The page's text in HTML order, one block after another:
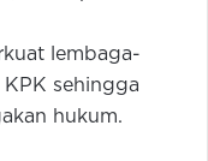
lembaga-
sehingga
hukum.